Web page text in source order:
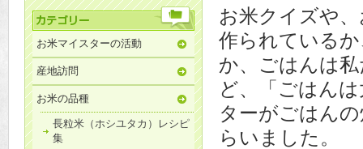
お米マイスターの活動
産地訪問
お米の品種
長粒米（ホシユタカ）レシピ
集
お米クイズや
作られている
か、ごはんは
ど、「ごはん
ターがごはん
らいました。